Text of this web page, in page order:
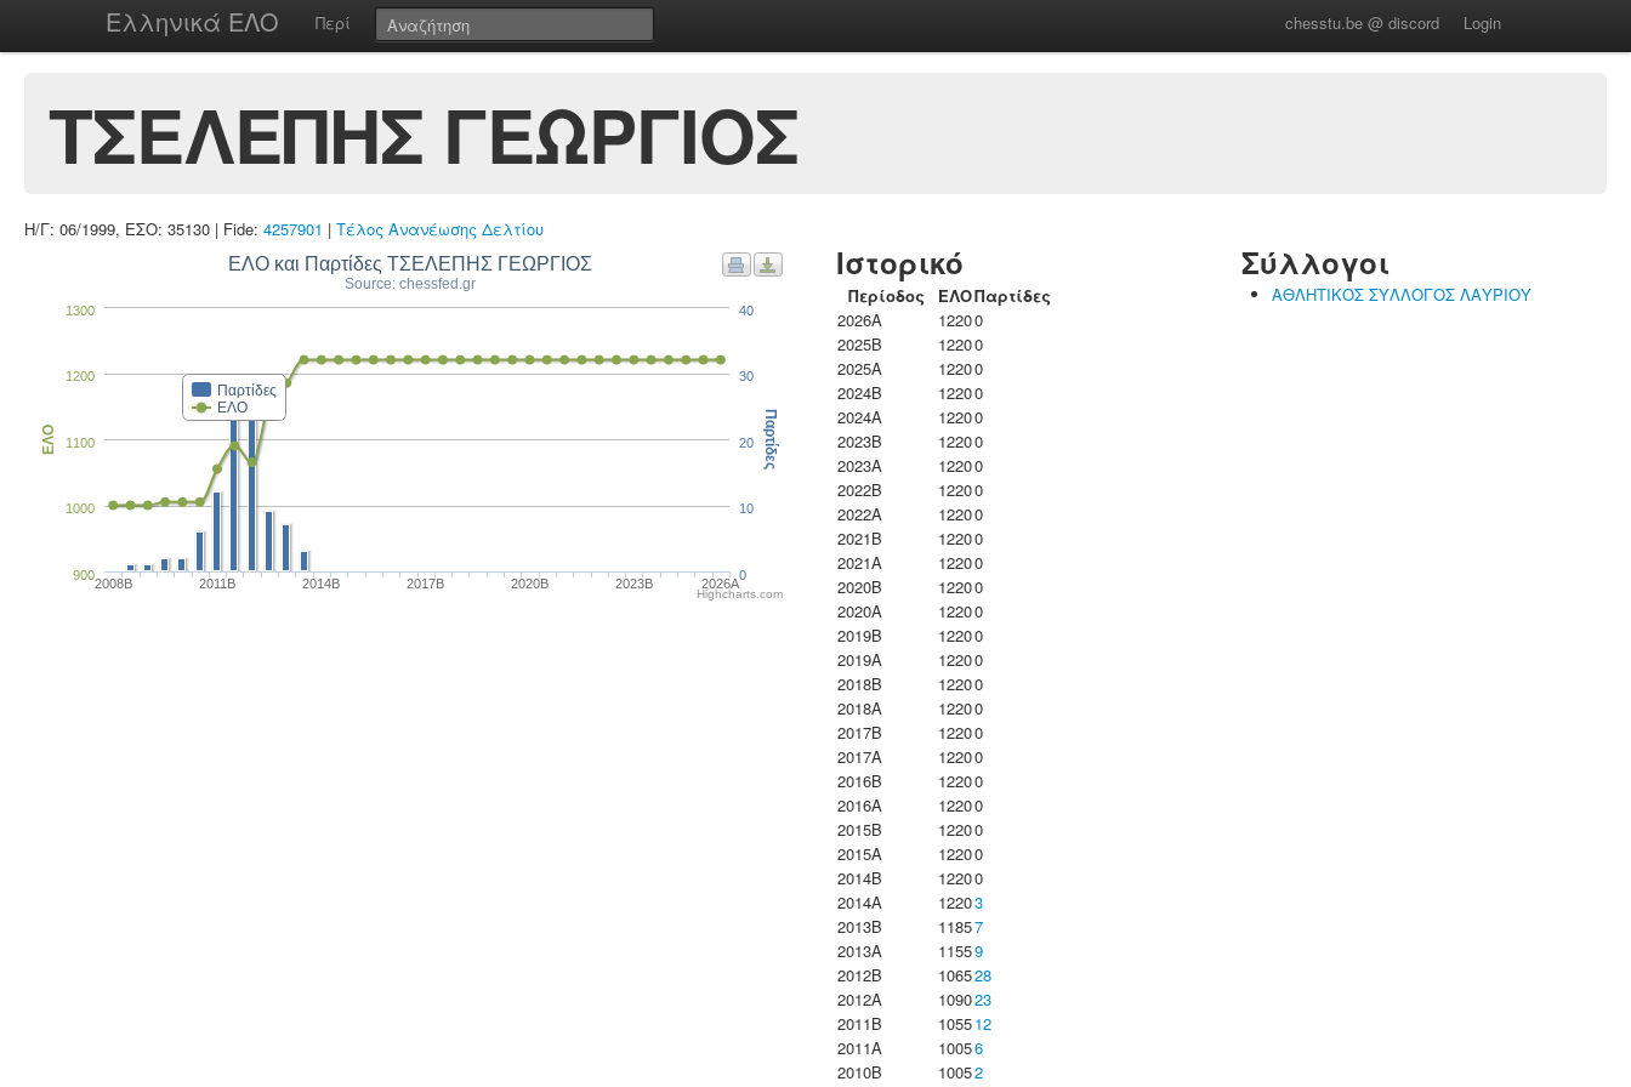
Ελληνικά ΕΛΟ Περί chesstu.be @ discord Login
ΤΣΕΛΕΠΗΣ ΓΕΩΡΓΙΟΣ
Η/Γ: 06/1999, ΕΣΟ: 35130 | Fide: 4257901 | Τέλος Ανανέωσης Δελτίου
ΕΛΟ και Παρτίδες ΤΣΕΛΕΠΗΣ ΓΕΩΡΓΙΟΣ
Source: chessfed.gr
Παρτίδες
ΕΛΟ
2008B 2011B 2014B 2017B 2020B 2023B 2026A
1000
1100
1200
900
1300
ΕΛΟ
0
10
20
30
40
Παρτίδες
Highcharts.com
Ιστορικό
Περίοδος ΕΛΟΠαρτίδες
2026A
12200
2025B
12200
2025A
12200
2024B
12200
2024A
12200
2023B
12200
2023Α
12200
2022B
12200
2022A
12200
2021B
12200
2021A
12200
2020B
12200
2020A
12200
2019B
12200
2019A
12200
2018B
12200
2018A
12200
2017B
12200
2017A
12200
2016B
12200
2016A
12200
2015B
12200
2015A
12200
2014B
12200
2014A
12203
2013B
11857
2013A
11559
2012B
106528
2012A
109023
2011B
105512
2011A
10056
2010B
10052
Σύλλογοι
ΑΘΛΗΤΙΚΟΣ ΣΥΛΛΟΓΟΣ ΛΑΥΡΙΟΥ